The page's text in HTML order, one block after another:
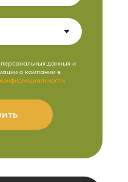
данных и
о компании в